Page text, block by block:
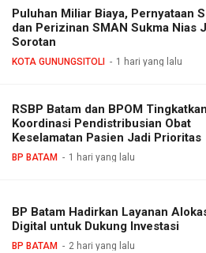
Puluhan Miliar Biaya, Pernyataan
dan Perizinan SMAN Sukma Nias
Sorotan
KOTA GUNUNGSITOLI 1 hari yang lalu
RSBP Batam dan BPOM Tingkatkan
Koordinasi Pendistribusian Obat
Keselamatan Pasien Jadi Prioritas
BP BATAM 1 hari yang lalu
BP Batam Hadirkan Layanan
Digital untuk Dukung Investasi
BP BATAM 2 hari yang lalu